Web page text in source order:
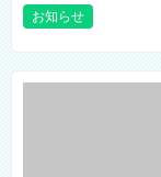
お知らせ